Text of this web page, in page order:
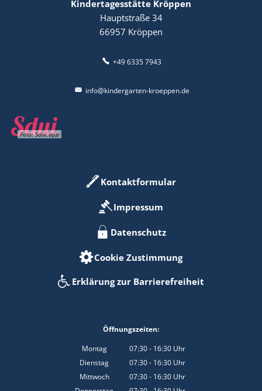
Kindertagesstätte Kröppen
Hauptstraße 34
66957 Kröppen
+49 6335 7943
info@kindergarten-kroeppen.de
Foto: Sdui.app
Kontaktformular
Impressum
Datenschutz
Cookie Zustimmung
Erklärung zur Barrierefreiheit
Öffnungszeiten:
Montag
07:30- 16:30 Uhr
Von 07:30 bis 16:30 Uhr
Dienstag 07:30- 16:30 Uhr
Von 07:30 bis 16:30 Uhr
Mittwoch 07:30- 16:30 Uhr
Von 07:30 bis 16:30 Uhr